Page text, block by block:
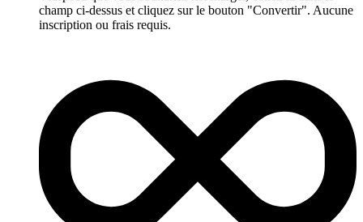
champ ci-dessus et cliquez sur le bouton "Convertir". Aucune
inscription ou frais requis.